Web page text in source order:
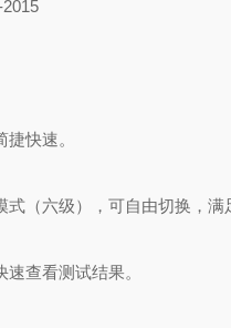
快速。
（六级），可自由切换，满
查看测试结果。